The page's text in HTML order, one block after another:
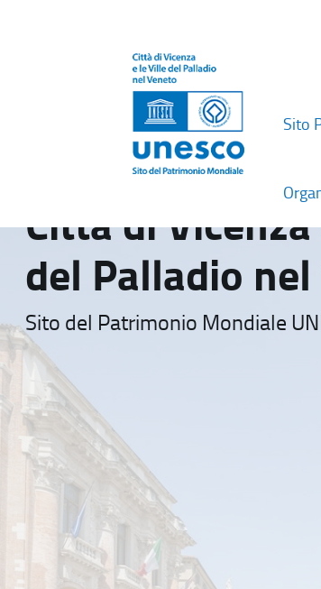
Sito
Città di
del Palladio
Sito del Patrimonio Mondiale